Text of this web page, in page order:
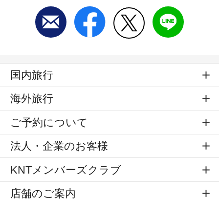
国内旅行
海外旅行
ご予約について
法人・企業のお客様
KNTメンバーズクラブ
店舗のご案内